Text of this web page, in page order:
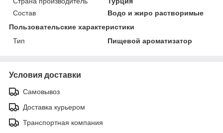
Состав
Водо и жиро растворимые
Пользовательские характеристики
Тип
Пищевой ароматизатор
Условия доставки
Самовывоз
Доставка курьером
Транспортная компания